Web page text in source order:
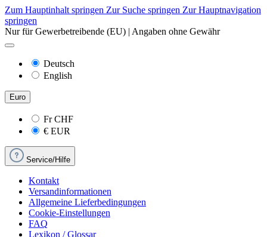
Zum Hauptinhalt springen Zur Suche springen Zur Hauptnavigation
springen
Nur für Gewerbetreibende (EU) | Angaben ohne Gewähr
Deutsch
English
Euro
FrCHF
€ EUR
Service/Hilfe
Kontakt
Versandinformationen
Allgemeine Lieferbedingungen
Cookie-Einstellungen
FAQ
Lexikon / Glossar